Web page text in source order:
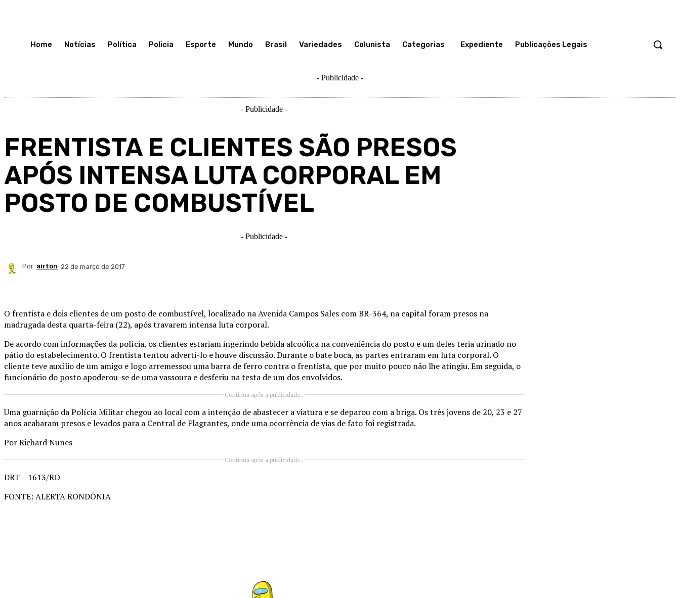
Home Notícias Política Policia Esporte Mundo Brasil Variedades Colunista Categorias Expediente Publicações Legais
- Publicidade -
- Publicidade -
FRENTISTA E CLIENTES SÃO PRESOS
APÓS INTENSA LUTA CORPORAL EM
POSTO DE COMBUSTÍVEL
- Publicidade -
Por airton 22 de março de 2017
O frentista e dois clientes de um posto de combustível, localizado na Avenida Campos Sales com BR-364, na capital foram presos na
madrugada desta quarta-feira (22), após travarem intensa luta corporal.
De acordo com informações da polícia, os clientes estariam ingerindo bebida alcoólica na conveniência do posto e um deles teria urinado no
pátio do estabelecimento. O frentista tentou adverti-lo e houve discussão. Durante o bate boca, as partes entraram em luta corporal. O
cliente teve auxílio de um amigo e logo arremessou uma barra de ferro contra o frentista, que por muito pouco não lhe atingiu. Em seguida, o
funcionário do posto apoderou-se de uma vassoura e desferiu na testa de um dos envolvidos.
Continua após a publicidade..
Uma guarnição da Polícia Militar chegou ao local com a intenção de abastecer a viatura e se deparou com a briga. Os três jovens de 20, 23 e 27
anos acabaram presos e levados para a Central de Flagrantes, onde uma ocorrência de vias de fato foi registrada.
Por Richard Nunes
Continua após a publicidade..
DRT – 1613/RO
FONTE: ALERTA RONDÔNIA